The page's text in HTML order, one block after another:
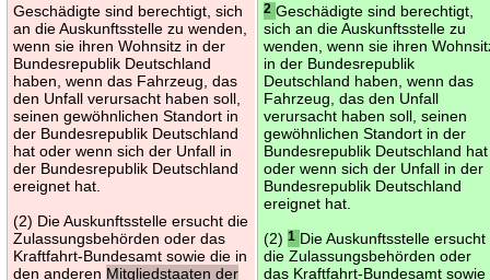
Geschädigte sind berechtigt, sich
an die Auskunftsstelle zu wenden,
wenn sie ihren Wohnsitz in der
Bundesrepublik Deutschland
haben, wenn das Fahrzeug, das
den Unfall verursacht haben soll,
seinen gewöhnlichen Standort in
der Bundesrepublik Deutschland
hat oder wenn sich der Unfall in
der Bundesrepublik Deutschland
ereignet hat.
(2) Die Auskunftsstelle ersucht die
Zulassungsbehörden oder das
Kraftfahrt-Bundesamt sowie die in
den anderen Mitgliedstaaten der
2 Geschädigte sind berechtigt,
sich an die Auskunftsstelle zu
wenden, wenn sie ihren
in der Bundesrepublik
Deutschland haben, wenn das
Fahrzeug, das den Unfall
verursacht haben soll, seinen
gewöhnlichen Standort in der
Bundesrepublik Deutschland hat
oder wenn sich der Unfall in der
Bundesrepublik Deutschland
ereignet hat.
(2)1 Die Auskunftsstelle ersucht
die Zulassungsbehörden oder
das Kraftfahrt-Bundesamt sowie